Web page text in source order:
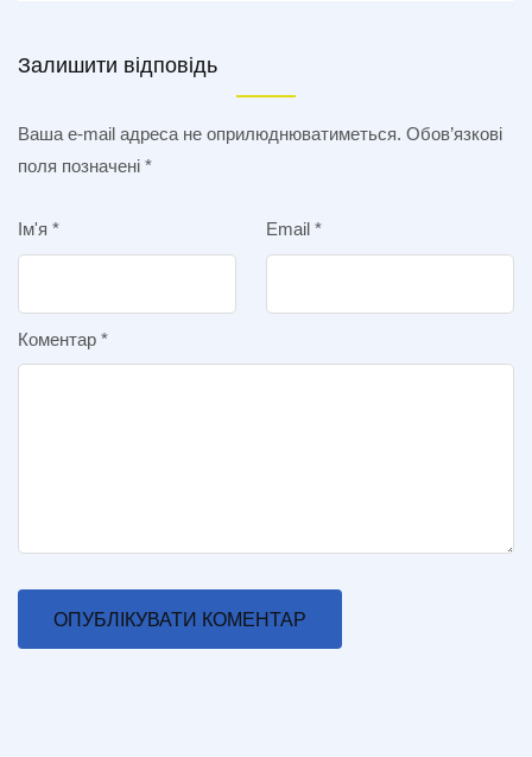
Залишити відповідь
Ваша e-mail адреса не оприлюднюватиметься. Обов’язкові
поля позначені *
Ім'я * Email *
Коментар *